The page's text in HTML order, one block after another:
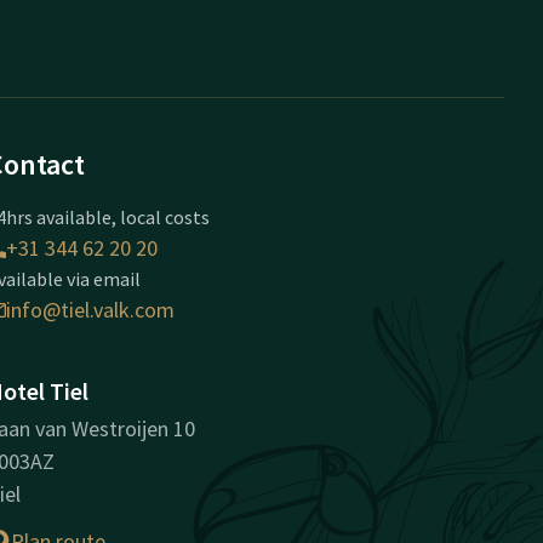
available, local costs
+31 344 62 20 20
via email
info@tiel.valk.com
Tiel
van Westroijen 10